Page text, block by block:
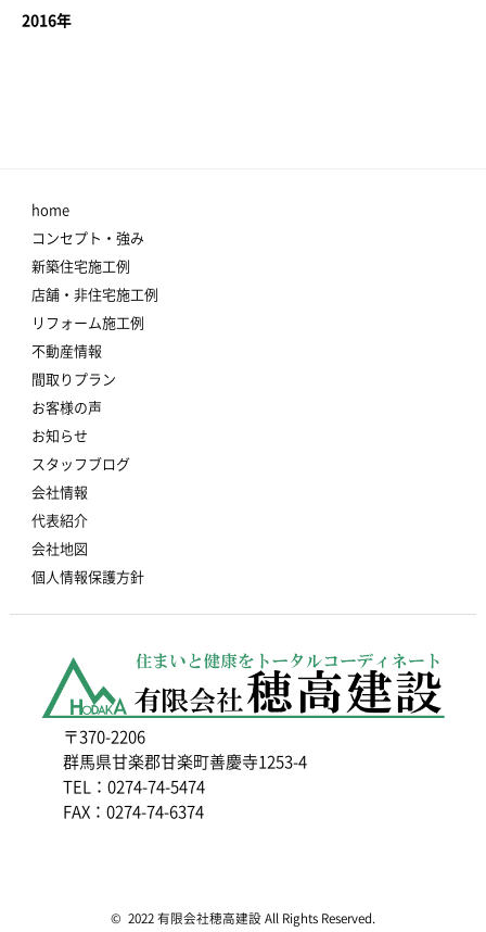
2016年
home
コンセプト・強み
新築住宅施工例
店舗・非住宅施工例
リフォーム施工例
不動産情報
間取りプラン
お客様の声
お知らせ
スタッフブログ
会社情報
代表紹介
会社地図
個人情報保護方針
〒370-2206
群馬県甘楽郡甘楽町善慶寺1253-4
TEL：0274-74-5474
FAX：0274-74-6374
© 2022 有限会社穂高建設 All Rights Reserved.